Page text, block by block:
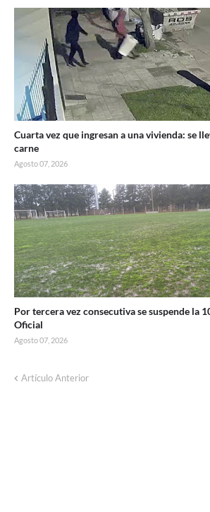
Cuarta vez que ingresan a una vivienda: se
carne
Agosto 07, 2026
Por tercera vez consecutiva se suspende la
Oficial
Agosto 07, 2026
Artículo Anterior
Corte de energía programado